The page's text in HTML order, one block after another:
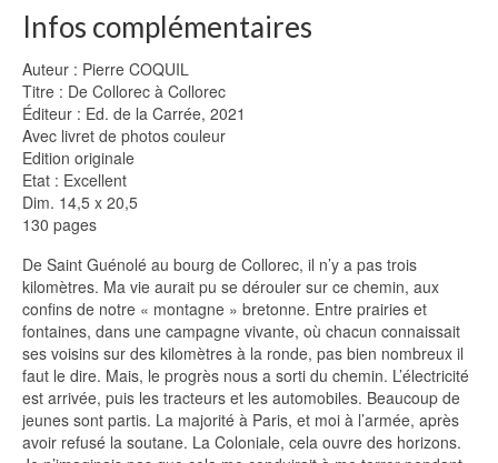
Infos complémentaires
Auteur : Pierre COQUIL
Titre : De Collorec à Collorec
Éditeur : Ed. de la Carrée, 2021
Avec livret de photos couleur
Edition originale
Etat : Excellent
Dim. 14,5 x 20,5
130 pages
De Saint Guénolé au bourg de Collorec, il n’y a pas trois
kilomètres. Ma vie aurait pu se dérouler sur ce chemin, aux
confins de notre « montagne » bretonne. Entre prairies et
fontaines, dans une campagne vivante, où chacun connaissait
ses voisins sur des kilomètres à la ronde, pas bien nombreux il
faut le dire. Mais, le progrès nous a sorti du chemin. L’électricité
est arrivée, puis les tracteurs et les automobiles. Beaucoup de
jeunes sont partis. La majorité à Paris, et moi à l’armée, après
avoir refusé la soutane. La Coloniale, cela ouvre des horizons.